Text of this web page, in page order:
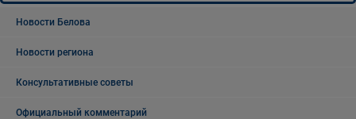
Новости Белова
Новости региона
Консультативные советы
Официальный комментарий